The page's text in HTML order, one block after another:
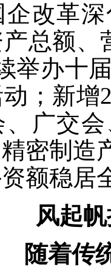
改革
总额
举办十
；新
广交
密制造
资额稳
风起
随着传